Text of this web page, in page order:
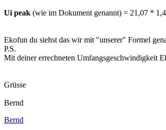
Ui peak (wie im Dokument genannt) = 21,07 *
Ekofun du siehst das wir mit "unserer" Formel
P.S.
Mit deiner errechneten Umfangsgeschwindigkeit
Grüsse
Bernd
Bernd